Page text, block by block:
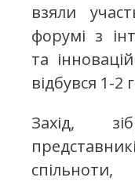
взяли
форумі з
та
відбувся 1-2
Захід,